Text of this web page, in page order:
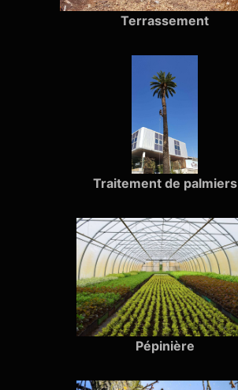
Terrassement
Traitement de palmiers
Pépinière